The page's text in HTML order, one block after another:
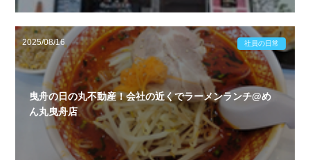
2025/08/16 社員の日常
曳舟の日の丸不動産！会社の近くでラーメンランチ@め
ん丸曳舟店